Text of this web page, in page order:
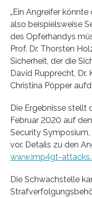
„Ein Angreifer
also beispielsweise
des Opferhandys
Prof. Dr. Thorsten
Sicherheit, der die
David Rupprecht, Dr.
Christina Pöpper
Die Ergebnisse stellt
Februar 2020 auf
Security Symposium,
vor. Details zu den
www.imp4gt-
Die Schwachstelle